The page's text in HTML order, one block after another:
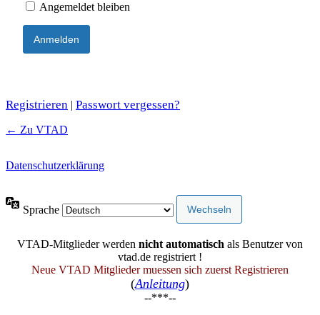
Angemeldet bleiben
Registrieren | Passwort vergessen?
← Zu VTAD
Datenschutzerklärung
Sprache
VTAD-Mitglieder werden nicht automatisch als Benutzer von
vtad.de registriert !
Neue VTAD Mitglieder muessen sich zuerst Registrieren
(Anleitung)
--***--